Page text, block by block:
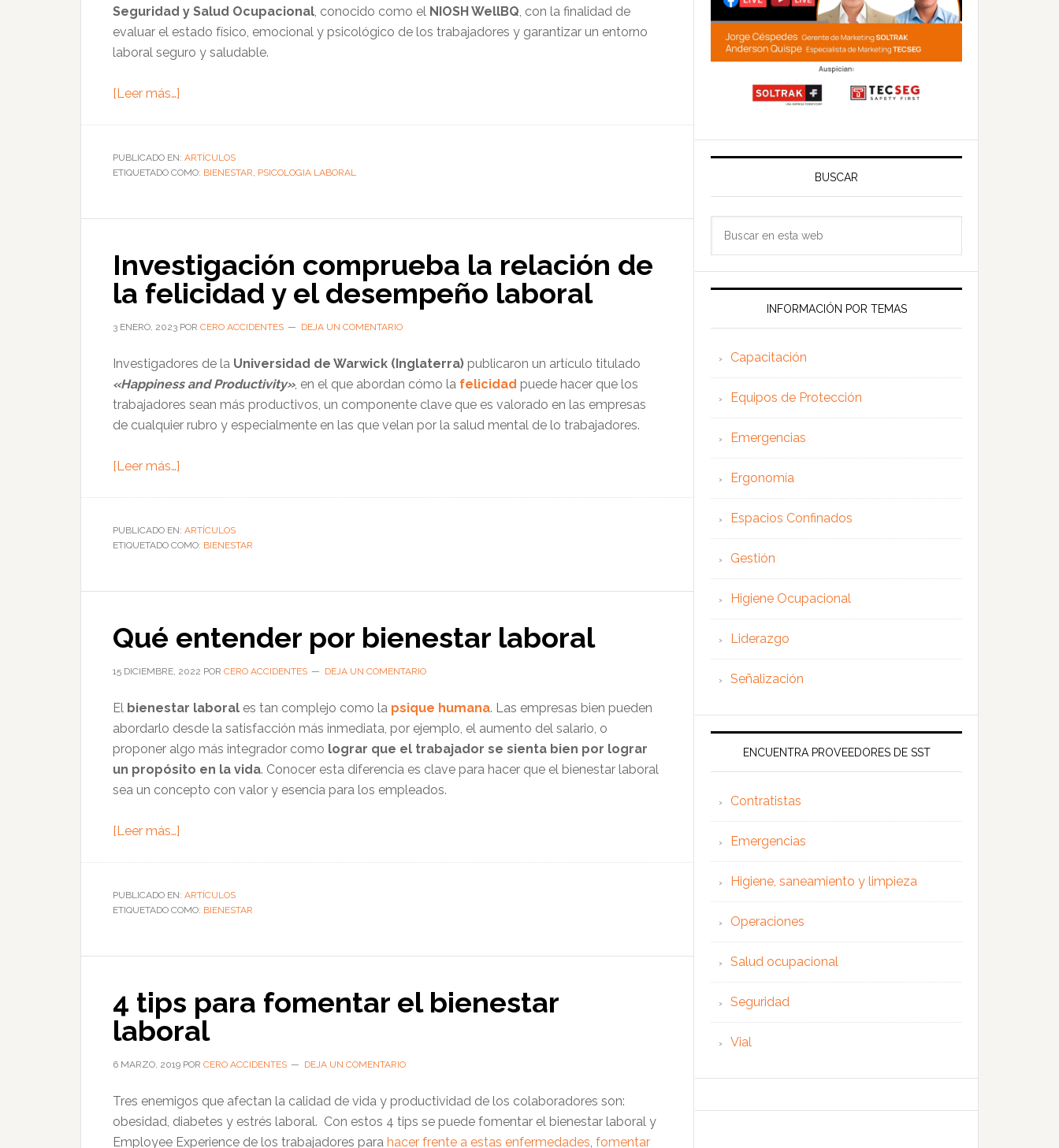
Seguridad y Salud Ocupacional, conocido como el NIOSH WellBQ, con la finalidad de
evaluar el estado físico, emocional y psicológico de los trabajadores y garantizar un entorno
laboral seguro y saludable.
[Leer más…]
WellBQ:
conoce
cuestionario
identificar
el
estado
trabajadores
PUBLICADO EN: ARTÍCULOS
ETIQUETADO COMO: BIENESTAR, PSICOLOGIA LABORAL
Investigación comprueba la relación de
la felicidad y el desempeño laboral
3 ENERO, 2023 POR CERO ACCIDENTES DEJA UN COMENTARIO
Investigadores de la Universidad de Warwick (Inglaterra) publicaron un artículo titulado
«Happiness and Productivity», en el que abordan cómo la felicidad puede hacer que los
trabajadores sean más productivos, un componente clave que es valorado en las empresas
de cualquier rubro y especialmente en las que velan por la salud mental de lo trabajadores.
[Leer más…]
comprueba
la
de
felicidad
y
el
laboral
PUBLICADO EN: ARTÍCULOS
ETIQUETADO COMO: BIENESTAR
Qué entender por bienestar laboral
15 DICIEMBRE, 2022 POR CERO ACCIDENTES DEJA UN COMENTARIO
El bienestar laboral es tan complejo como la psique humana. Las empresas bien pueden
abordarlo desde la satisfacción más inmediata, por ejemplo, el aumento del salario, o
proponer algo más integrador como lograr que el trabajador se sienta bien por lograr
un propósito en la vida. Conocer esta diferencia es clave para hacer que el bienestar laboral
sea un concepto con valor y esencia para los empleados.
[Leer más…]
entender
por
laboral
PUBLICADO EN: ARTÍCULOS
ETIQUETADO COMO: BIENESTAR
4 tips para fomentar el bienestar
laboral
6 MARZO, 2019 POR CERO ACCIDENTES DEJA UN COMENTARIO
Tres enemigos que afectan la calidad de vida y productividad de los colaboradores son:
obesidad, diabetes y estrés laboral. Con estos 4 tips se puede fomentar el bienestar laboral y
Employee Experience de los trabajadores para hacer frente a estas enfermedades, fomentar
BUSCAR
web
INFORMACIÓN POR TEMAS
Capacitación
Equipos de Protección
Emergencias
Ergonomía
Espacios Confinados
Gestión
Higiene Ocupacional
Liderazgo
Señalización
ENCUENTRA PROVEEDORES DE SST
Contratistas
Emergencias
Higiene, saneamiento y limpieza
Operaciones
Salud ocupacional
Seguridad
Vial